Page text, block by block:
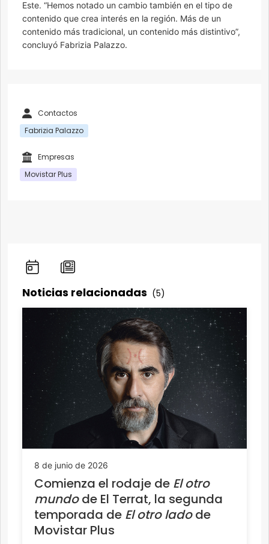
Este. “Hemos notado un cambio también en el tipo de
contenido que crea interés en la región. Más de un
contenido más tradicional, un contenido más distintivo”,
concluyó Fabrizia Palazzo.
Contactos
Fabrizia Palazzo
Empresas
Movistar Plus
Noticias relacionadas (5)
8 de junio de 2026
Comienza el rodaje de El otro
mundode El Terrat, la segunda
temporada de El otro ladode
Movistar Plus